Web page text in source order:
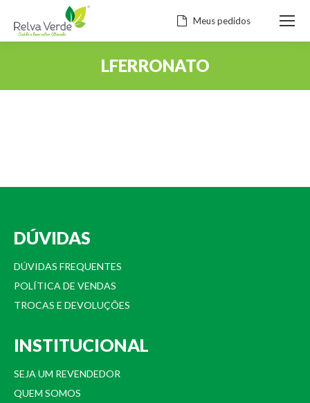
Meus pedidos
LFERRONATO
DÚVIDAS
DÚVIDAS FREQUENTES
POLÍTICA DE VENDAS
TROCAS E DEVOLUÇÕES
INSTITUCIONAL
SEJA UM REVENDEDOR
QUEM SOMOS